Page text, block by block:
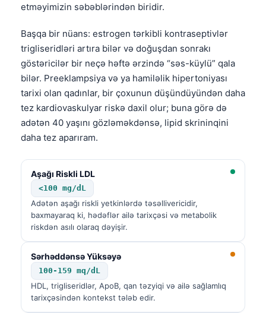
etməyimizin səbəblərindən biridir.
Başqa bir nüans: estrogen tərkibli kontraseptivlər
trigliseridləri artıra bilər və doğuşdan sonrakı
göstəricilər bir neçə həftə ərzində “səs-küylü” qala
bilər. Preeklampsiya və ya hamiləlik hipertoniyası
tarixi olan qadınlar, bir çoxunun düşündüyündən daha
tez kardiovaskulyar riskə daxil olur; buna görə də
adətən 40 yaşını gözləməkdənsə, lipid skrininqini
daha tez aparıram.
Aşağı Riskli LDL
<100 mg/dL
Adətən aşağı riskli yetkinlərdə təsəllivericidir,
baxmayaraq ki, hədəflər ailə tarixçəsi və metabolik
riskdən asılı olaraq dəyişir.
Sərhəddənsə Yüksəyə
100-159 mq/dL
HDL, trigliseridlər, ApoB, qan təzyiqi və ailə sağlamlıq
tarixçəsindən kontekst tələb edir.